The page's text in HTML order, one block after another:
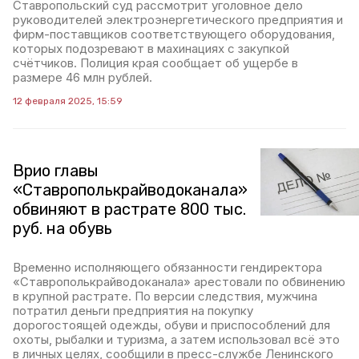
Ставропольский суд рассмотрит уголовное дело
руководителей электроэнергетического предприятия и
фирм-поставщиков соответствующего оборудования,
которых подозревают в махинациях с закупкой
счётчиков. Полиция края сообщает об ущербе в
размере 46 млн рублей.
12 февраля 2025, 15:59
Врио главы
«Ставрополькрайводоканала»
обвиняют в растрате 800 тыс.
руб. на обувь
Временно исполняющего обязанности гендиректора
«Ставрополькрайводоканала» арестовали по обвинению
в крупной растрате. По версии следствия, мужчина
потратил деньги предприятия на покупку
дорогостоящей одежды, обуви и приспособлений для
охоты, рыбалки и туризма, а затем использовал всё это
в личных целях, сообщили в пресс-службе Ленинского